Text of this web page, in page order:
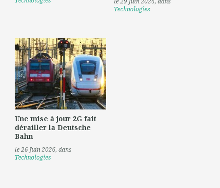
Technologies
Une mise à jour 2G fait
dérailler la Deutsche
Bahn
le 26 Juin 2026, dans
Technologies